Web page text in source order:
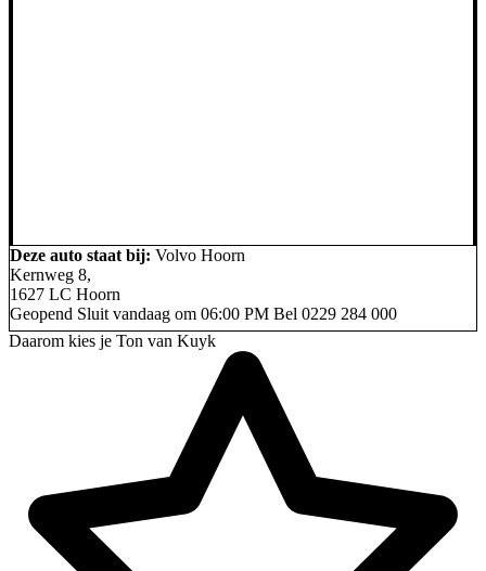
Deze auto staat bij: Volvo Hoorn
Kernweg 8,
1627 LC Hoorn
Geopend Sluit vandaag om 06:00 PM Bel 0229 284 000
Daarom kies je Ton van Kuyk